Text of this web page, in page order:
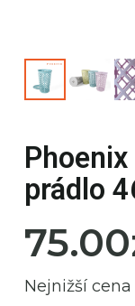
prádlo
75.00
Nejnižší